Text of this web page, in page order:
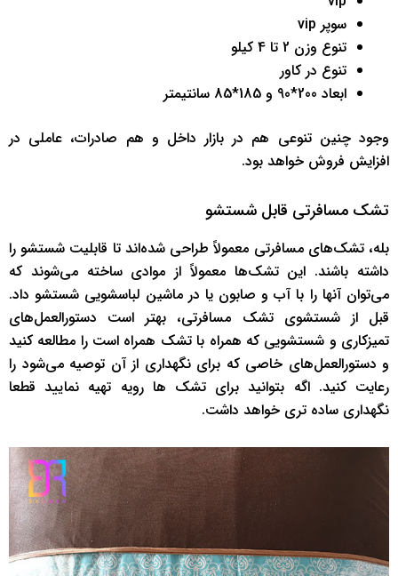
سوپر vip
تنوع وزن 2 تا 4 کیلو
تنوع در کاور
ابعاد 200*90 و 185*85 سانتیمتر
وجود چنین تنوعی هم در بازار داخل و هم صادرات، عاملی در
افزایش فروش خواهد بود.
تشک مسافرتی قابل شستشو
بله، تشک‌های مسافرتی معمولاً طراحی شده‌اند تا قابلیت شستشو را
داشته باشند. این تشک‌ها معمولاً از موادی ساخته می‌شوند که
می‌توان آنها را با آب و صابون یا در ماشین لباسشویی شستشو داد.
قبل از شستشوی تشک مسافرتی، بهتر است دستورالعمل‌های
تمیزکاری و شستشویی که همراه با تشک همراه است را مطالعه کنید
و دستورالعمل‌های خاصی که برای نگهداری از آن توصیه می‌شود را
رعایت کنید. اگه بتوانید برای تشک ها رویه تهیه نمایید قطعا
نگهداری ساده تری خواهد داشت.